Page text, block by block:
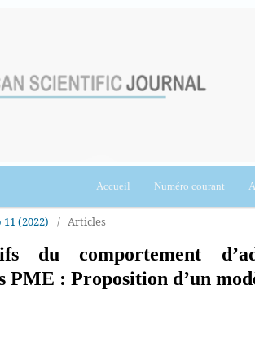
Accueil Numéro courant
11 (2022) / Articles
du comportement
PME : Proposition d’un